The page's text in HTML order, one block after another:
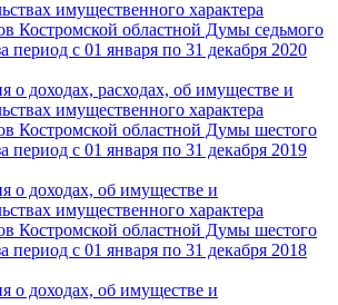
имущественного характера
Костромской областной Думы седьмого
период с 01 января по 31 декабря 2020
о доходах, расходах, об имуществе и
имущественного характера
Костромской областной Думы шестого
период с 01 января по 31 декабря 2019
о доходах, об имуществе и
имущественного характера
Костромской областной Думы шестого
период с 01 января по 31 декабря 2018
о доходах, об имуществе и